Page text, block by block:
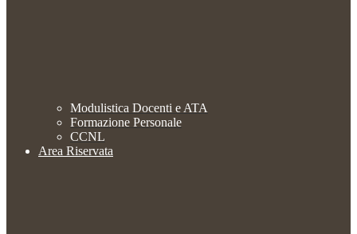
Modulistica Docenti e ATA
Formazione Personale
CCNL
Area Riservata